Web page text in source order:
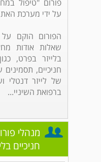
פורום "טיפול
על ידי מערכת
הפורום הוקם
שאלות אודות
בלייזר בפרט,
חניכיים, תסמינים
של לייזר דנטלי
ברפואת השיניי...
מנהלי
חניכיים